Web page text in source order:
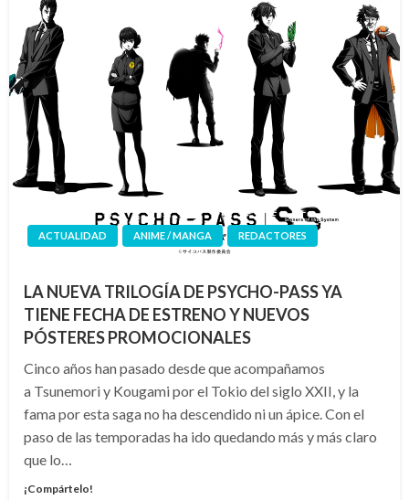
ACTUALIDAD ANIME / MANGA REDACTORES
LA NUEVA TRILOGÍA DE PSYCHO-PASS YA
TIENE FECHA DE ESTRENO Y NUEVOS
PÓSTERES PROMOCIONALES
Cinco años han pasado desde que acompañamos
a Tsunemori y Kougami por el Tokio del siglo XXII, y la
fama por esta saga no ha descendido ni un ápice. Con el
paso de las temporadas ha ido quedando más y más claro
que lo…
¡Compártelo!